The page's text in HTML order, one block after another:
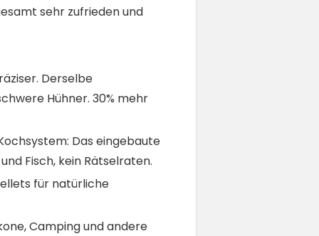
sehr zufrieden und
Derselbe
Hühner. 30% mehr
Das eingebaute
Fisch, kein Rätselraten.
für natürliche
Camping und andere